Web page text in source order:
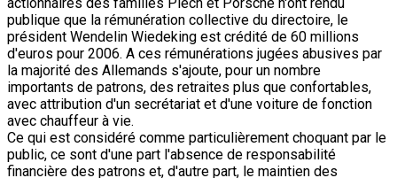
actionnaires des familles Piëch et Porsche n'ont rendu
publique que la rémunération collective du directoire, le
président Wendelin Wiedeking est crédité de 60 millions
d'euros pour 2006. A ces rémunérations jugées abusives par
la majorité des Allemands s'ajoute, pour un nombre
importants de patrons, des retraites plus que confortables,
avec attribution d'un secrétariat et d'une voiture de fonction
avec chauffeur à vie.
Ce qui est considéré comme particulièrement choquant par le
public, ce sont d'une part l'absence de responsabilité
financière des patrons et, d'autre part, le maintien des